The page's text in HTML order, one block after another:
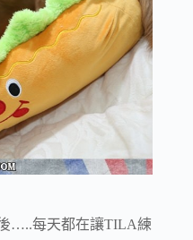
…..每天都在讓TILA練